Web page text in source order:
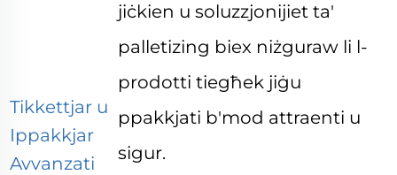
Tikkettjar u
Ippakkjar
Avvanzati
jiċkien u soluzzjonijiet ta'
palletizing biex niżguraw li l-
prodotti tiegħek jiġu
ppakkjati b'mod attraenti u
sigur.